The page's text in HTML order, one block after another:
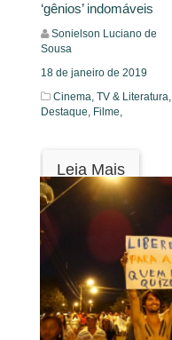
‘gênios’ indomáveis
Sonielson Luciano de
Sousa
18 de janeiro de 2019
Cinema, TV & Literatura,
Destaque, Filme,
Leia Mais